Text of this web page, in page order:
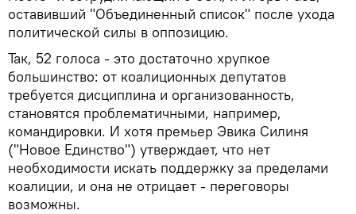
оставивший "Объединенный список" после ухода
политической силы в оппозицию.
Так, 52 голоса - это достаточно хрупкое
большинство: от коалиционных депутатов
требуется дисциплина и организованность,
становятся проблематичными, например,
командировки. И хотя премьер Эвика Силиня
("Новое Единство") утверждает, что нет
необходимости искать поддержку за пределами
коалиции, и она не отрицает - переговоры
возможны.